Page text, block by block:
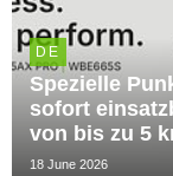
DE
Spezielle
sofort
von bis zu 5
18 June 2026